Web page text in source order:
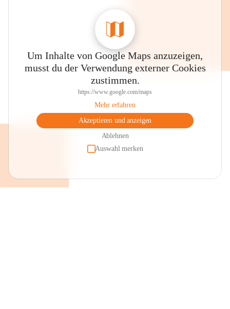
Um Inhalte von Google Maps anzuzeigen,
musst du der Verwendung externer Cookies
zustimmen.
https://www.google.com/maps
Mehr erfahren
Akzeptieren und anzeigen
Ablehnen
Auswahl merken